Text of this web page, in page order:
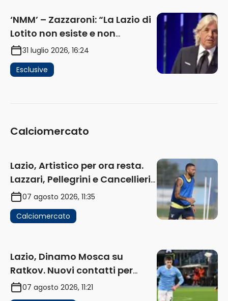
‘NMM’ – Zazzaroni: “La Lazio di
Lotito non esiste e non
funziona più. E’ ora di lasciare,
ma lui non ascolta. Pignataro?
Ho verificato…” (AUDIO)
31 luglio 2026, 16:24
Esclusive
Calciomercato
Lazio, Artistico per ora resta.
Lazzari, Pellegrini e Cancellieri
in uscita
07 agosto 2026, 11:35
Calciomercato
Lazio, Dinamo Mosca su
Ratkov. Nuovi contatti per
Pinamonti
07 agosto 2026, 11:21